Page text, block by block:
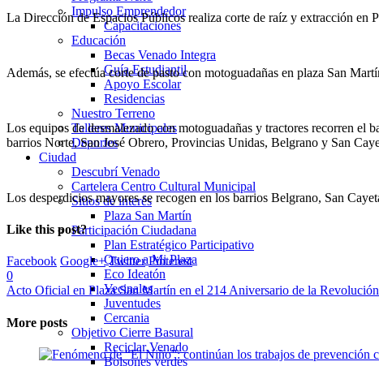
Impulso Emprendedor
Capacitaciones
Educación
Becas Venado Integra
Guía Estudiantil
Apoyo Escolar
Residencias
Nuestro Terreno
Talleres Municipales
Deportes
Ciudad
Descubrí Venado
Cartelera Centro Cultural Municipal
Sitios de interés
Plaza San Martín
Participación Ciudadana
Plan Estratégico Participativo
Quiero a Mi Plaza
Eco Ideatón
Vecinales
Juventudes
Cercania
Objetivo Cierre Basural
Reciclar Venado
Bolsones verdes
La Dirección de Espacios Públicos realiza corte de raíz y extracción
Además, se efectúa corte de pasto con motoguadañas en plaza San
Los equipos de desmalezado con motoguadañas y tractores recorren
barrios Norte, San José Obrero, Provincias Unidas, Belgrano y San
Los desperdicios mayores se recogen en los barrios Belgrano, San
Like this post?
Facebook Google+ Twitter Pinterest
0
Acto Oficial en Plaza San Martín en el 214 Aniversario de la
More posts